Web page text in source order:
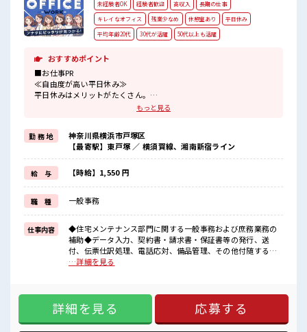
未経験者OK 経験者歓迎 高収入
長期の仕事
キレイなオフィス
残業少なめ 休憩室あり
平日休み
平均年齢20代
30代が活躍 50代以上も活躍
おすすめポイント
■お仕事PR
≪自由度が高い平日休み≫
平日休みはメリットがたくさん。
心も身体もリフレッシュ♪
≪プライベートが充実する≫
場合によってはお願いすることもありますが、
残業はほとんどナシ！
≪初めての仕事だけど自分にもできそう≫
新しいことにチャレンジするのは不安だけど、
しっかり働く環境が整っています！
イチからスキルUP・ステップUP目指していきましょう！
≪様々なお仕事をご提案≫
一人で悩まず気軽に相談できる、
派遣のお仕事です！
■職場の雰囲気
時間があれば昼寝もしちゃおう！
残業はほとんどなし！
プライベートも謳歌できる☆
もっと見る
勤 務 地
神奈川県横浜市戸塚区
【最寄駅】東戸塚 ／ 横須賀線、湘南新宿ライン
給 与 【時給】1,550 円
職 種 一般事務
仕事内容
◆住宅メンテナンス部門に関する一般事務および庶務業務の
補助◆データ入力、契約書・請求書・保証書等の発行、送
付、伝票仕訳処理、電話応対、備品管理、その他付随する業
務全般 ■お仕事PR ≪自由度が高い平日休み≫ 平日休みはメリ
することもありますが、 残業はほとんどナシ！ ≪初めての仕
事だけど自分にもできそう≫ 新しいことにチャレンジするの
は不安だけど、 しっかり働く環境が整っています！ イチから
スキルUP・ステップUP目指していきましょう！ ≪様々なお
…詳細を見る
詳細を見る 応募する